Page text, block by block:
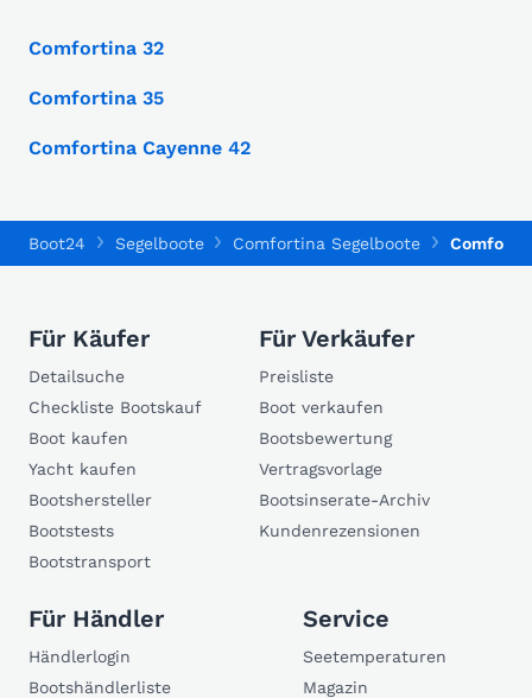
Comfortina 32
Comfortina 35
Comfortina Cayenne 42
Boot24 Segelboote Comfortina Segelboote
Für Käufer
Detailsuche
Checkliste Bootskauf
Boot kaufen
Yacht kaufen
Bootshersteller
Bootstests
Bootstransport
Für Verkäufer
Preisliste
Boot verkaufen
Bootsbewertung
Vertragsvorlage
Bootsinserate-Archiv
Kundenrezensionen
Für Händler
Händlerlogin
Bootshändlerliste
Service
Seetemperaturen
Magazin